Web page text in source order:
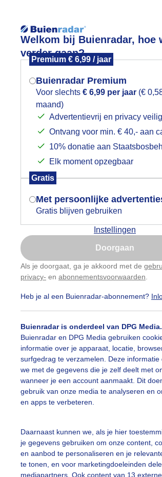
Welkom bij Buienradar, hoe
verder gaan?
Premium € 6,99 / jaar
Buienradar Premium
Voor slechts € 6,99 per jaar (€
maand)
Advertentievrij en privacy veilig
Ontvang voor min. € 40,- aan
10% donatie aan
Elk moment opzegbaar
Gratis
Met persoonlijke
Gratis blijven gebruiken
Instellingen
Doorgaan
Als je doorgaat, ga je akkoord met de
privacy- en abonnementsvoorwaarden
Heb je al een Buienradar-abonnement?
Buienradar is onderdeel van DPG Media.
Buienradar en DPG Media gebruiken
informatie over je apparaat, locatie,
surfgedrag te verzamelen. Deze informatie
we met de gegevens die je zelf deelt met
wanneer je een account aanmaakt. Dit
gebruik van onze media te analyseren en
en apps te verbeteren.
Daarnaast kunnen we, als je hier
je gegevens gebruiken om onze content,
en aanbod te personaliseren en je
te tonen, en voor marketingdoeleinden
mediapartners. Ook content van 13
Foto en video Weerzine
zorgt voor woelig
Maddy Koster Gemaakt: 07-06-2026, 41x
Mogen we je locatie
het weer?
Indien je hier nog geen akkoord
gegeven, verschijnt er zo een
je browser waarin deze
gevraagd wordt.
Is goed, toon de popup
Nu niet, misschien later
Gebruik je Safari en wil je niet elke dag
Klikhierom dit aan te